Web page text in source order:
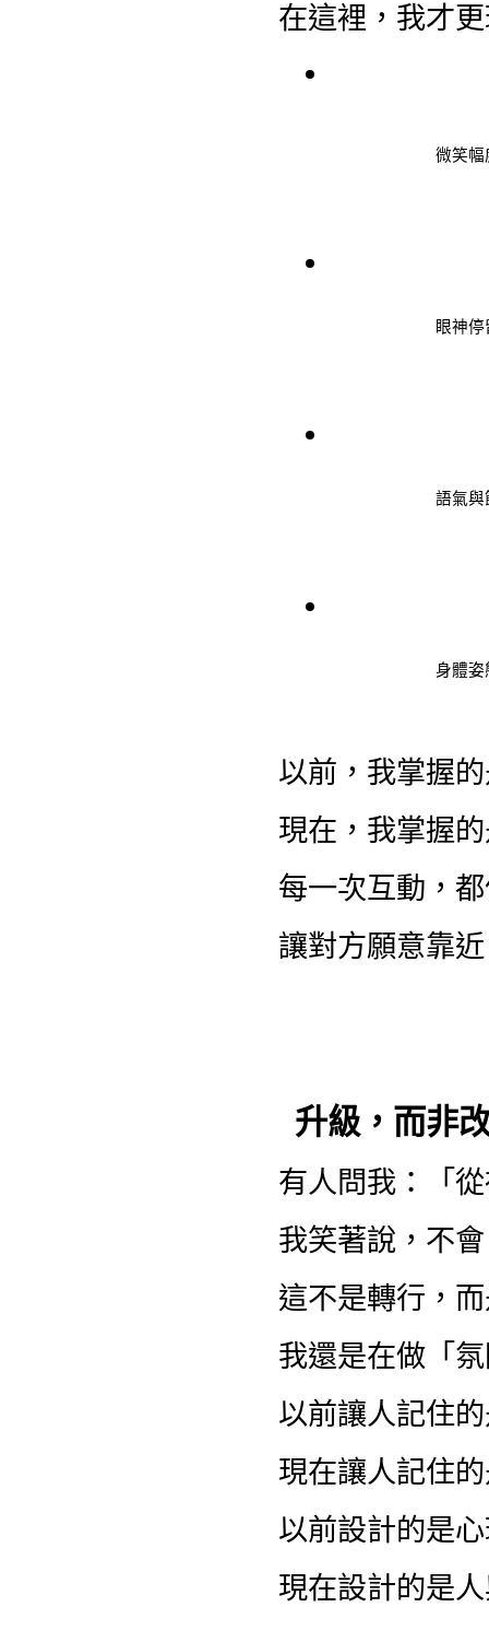
在這裡，我才
微笑幅
眼神
語氣與
身體姿
以前，我掌握
現在，我掌握
每一次互動，
讓對方願意靠
升級，而非
有人問我：「
我笑著說，不
這不是轉行，
我還是在做「
以前讓人記住
現在讓人記住
以前設計的是
現在設計的是